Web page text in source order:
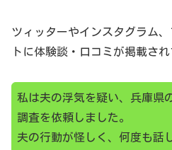
ツィッターやインスタグラム
トに体験談・口コミが掲載さ
私は夫の浮気を疑い、兵庫県
調査を依頼しました。
夫の行動が怪しく、何度も話